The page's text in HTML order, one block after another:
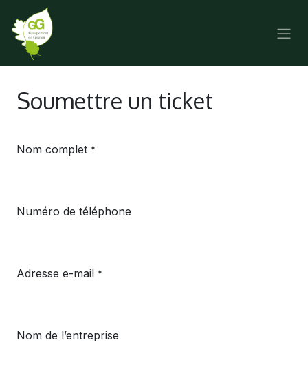
SE RENDRE AU CONTENU
Soumettre un ticket
Nom complet *
Numéro de téléphone
Adresse e-mail *
Nom de l’entreprise